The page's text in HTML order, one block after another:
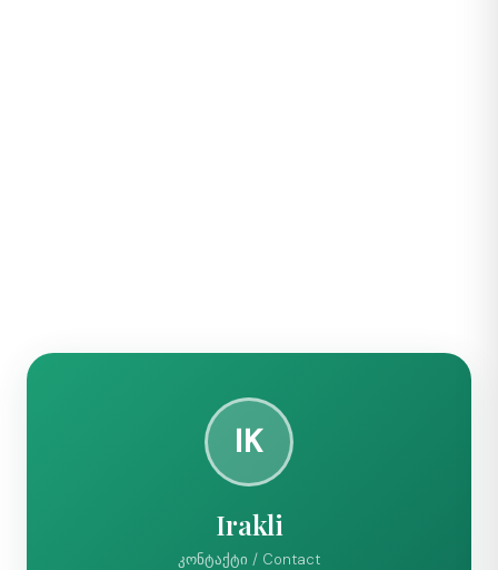
IK
Irakli
კონტაქტი / Contact